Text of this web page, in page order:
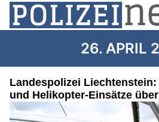
26. APRIL
Landespolizei
und Helikopter-Einsätze